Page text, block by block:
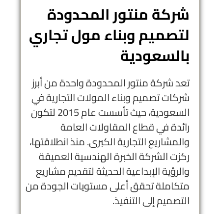
شركة منتور المحدودة
لتصميم وبناء مول تجاري
بالسعودية
تعد شركة منتور المحدودة واحدة من أبرز
شركات تصميم وبناء المولات التجارية في
السعودية، حيث تأسست عام 2015 لتكون
رائدة في قطاع المقاولات العامة
والمشاريع التجارية الكبرى. منذ انطلاقتها،
ركزت الشركة الخبرة الهندسية العميقة
والرؤية الإبداعية الحديثة لتقديم مشاريع
متكاملة تحقق أعلى مستويات الجودة من
التصميم إلى التنفيذ.